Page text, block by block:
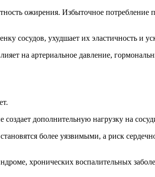
ожирения. Избыточное
сосудов, ухудшает их эластичность и
на артериальное давление,
дополнительную нагрузку на
более уязвимыми, а риск
хронических воспалительных